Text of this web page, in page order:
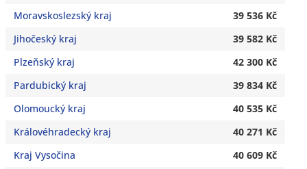
Moravskoslezský kraj
39 536 Kč
Jihočeský kraj
39 582 Kč
Plzeňský kraj
42 300 Kč
Pardubický kraj
39 834 Kč
Olomoucký kraj
40 535 Kč
Královéhradecký kraj
40 271 Kč
Kraj Vysočina
40 609 Kč